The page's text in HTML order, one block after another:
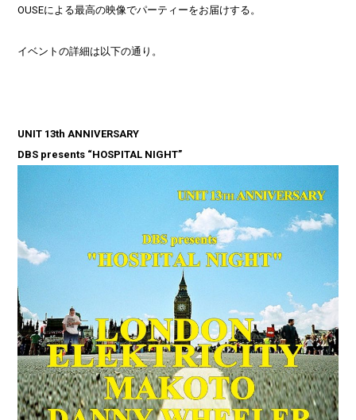
OUSEによる最高の映像でパーティーをお届けする。
イベントの詳細は以下の通り。
UNIT 13th ANNIVERSARY
DBS presents “HOSPITAL NIGHT”